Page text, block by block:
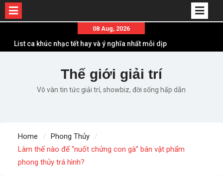
content
08 Aug, 2026
List ca khúc nhạc tết hay và ý nghĩa nhất mỗi dịp
Em ơi lên phố – Minh Vương: Màn comeback
“ngoạn mục” với triệu view
Những ca khúc nhạc xuân “sặc mùi” quảng cáo
Lời bài hát Chúng Ta của Hiện Tại – Sơn Tùng M-
TP – Full lyrics bản chuẩn
Thế giới giải trí
Vô vàn tin tức giải trí, showbiz, đời sống hấp dẫn
Home
Phong Thủy
Làm thế nào để “nuốt chửng con gà” bán vật phẩm
phong thủy trá hình?